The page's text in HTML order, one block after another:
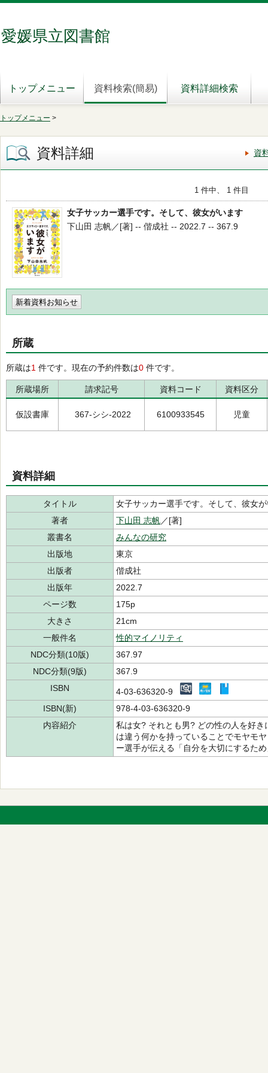
愛媛県立図書館
トップメニュー 資料検索(簡易) 資料詳細検索
トップメニュー >
資料詳細 資
1 件中、 1 件目
女子サッカー選手です。そして、彼女がいます
下山田 志帆／[著] -- 偕成社 -- 2022.7 -- 367.9
新着資料お知らせ
所蔵
所蔵は1 件です。現在の予約件数は0 件です。
所蔵場所 請求記号 資料コード 資料区分
仮設書庫 367-シシ-2022 6100933545 児童
資料詳細
タイトル
女子サッカー選手です。そして、彼女
著者
下山田 志帆／[著]
叢書名
みんなの研究
出版地
東京
出版者
偕成社
出版年
2022.7
ページ数
175p
大きさ
21cm
一般件名
性的マイノリティ
NDC分類(10版)
367.97
NDC分類(9版)
367.9
ISBN
4-03-636320-9
ISBN(新)
978-4-03-636320-9
内容紹介
私は女? それとも男? どの性の人を好
は違う何かを持っていることでモヤモ
ー選手が伝える「自分を大切にするた